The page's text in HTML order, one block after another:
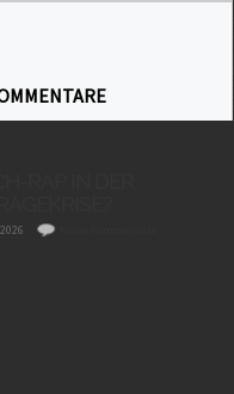
RAP IN DER